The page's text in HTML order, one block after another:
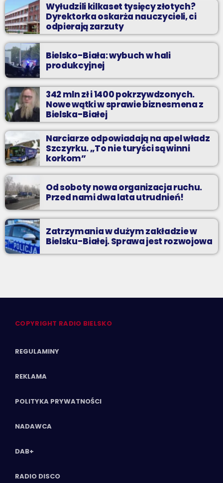
Wyłudzili kilkaset tysięcy złotych?
Dyrektorka oskarża nauczycieli, ci
odpierają zarzuty
Bielsko-Biała: wybuch w hali
produkcyjnej
342 mln zł i 1400 pokrzywdzonych.
Nowe wątki w sprawie biznesmena z
Bielska-Białej
Narciarze odpowiadają na apel władz
Szczyrku. „To nie turyści są winni
korkom”
Od soboty nowa organizacja ruchu.
Przed nami dwa lata utrudnień!
Zatrzymania w dużym zakładzie w
Bielsku-Białej. Sprawa jest rozwojowa
COPYRIGHT RADIO BIELSKO
REGULAMINY
REKLAMA
POLITYKA PRYWATNOŚCI
NADAWCA
DAB+
RADIO DISCO